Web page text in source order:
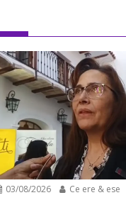
03/08/2026 Ce ere & ese